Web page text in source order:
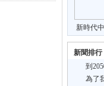
新時代
新聞排行
到
為了